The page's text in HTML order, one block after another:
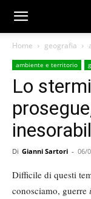
Home geografia
ambiente e territorio
Lo
Di Gianni Sartori - 06/
Difficile di questi
conosciamo, guerre